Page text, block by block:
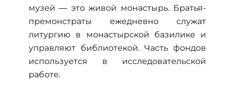
музей — это живой монастырь. Братья-
премонстраты ежедневно служат
литургию в монастырской базилике и
управляют библиотекой. Часть фондов
используется в исследовательской
работе.